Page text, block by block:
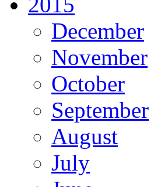
December
November
October
September
August
July